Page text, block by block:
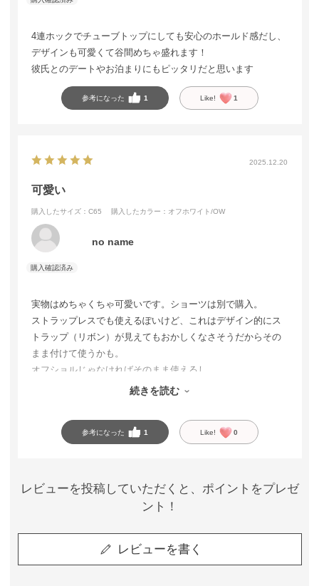
4連ホックでチューブトップにしても安心のホールド感だし、
デザインも可愛くて谷間めちゃ盛れます！
彼氏とのデートやお泊まりにもピッタリだと思います
参考になった 1 Like! 1
2025.12.20
可愛い
購入したサイズ：C65 購入したカラー：オフホワイト/OW
no name
実物はめちゃくちゃ可愛いです。ショーツは別で購入。
ストラップレスでも使えるぽいけど、これはデザイン的にス
トラップ（リボン）が見えてもおかしくなさそうだからその
まま付けて使うかも。
オフショルじゃなければそのまま使えるし。
オフホワイトの方が配色で可愛いと思いました。
続きを読む
参考になった 1 Like! 0
レビューを投稿していただくと、ポイントをプレゼ
ント！
レビューを書く